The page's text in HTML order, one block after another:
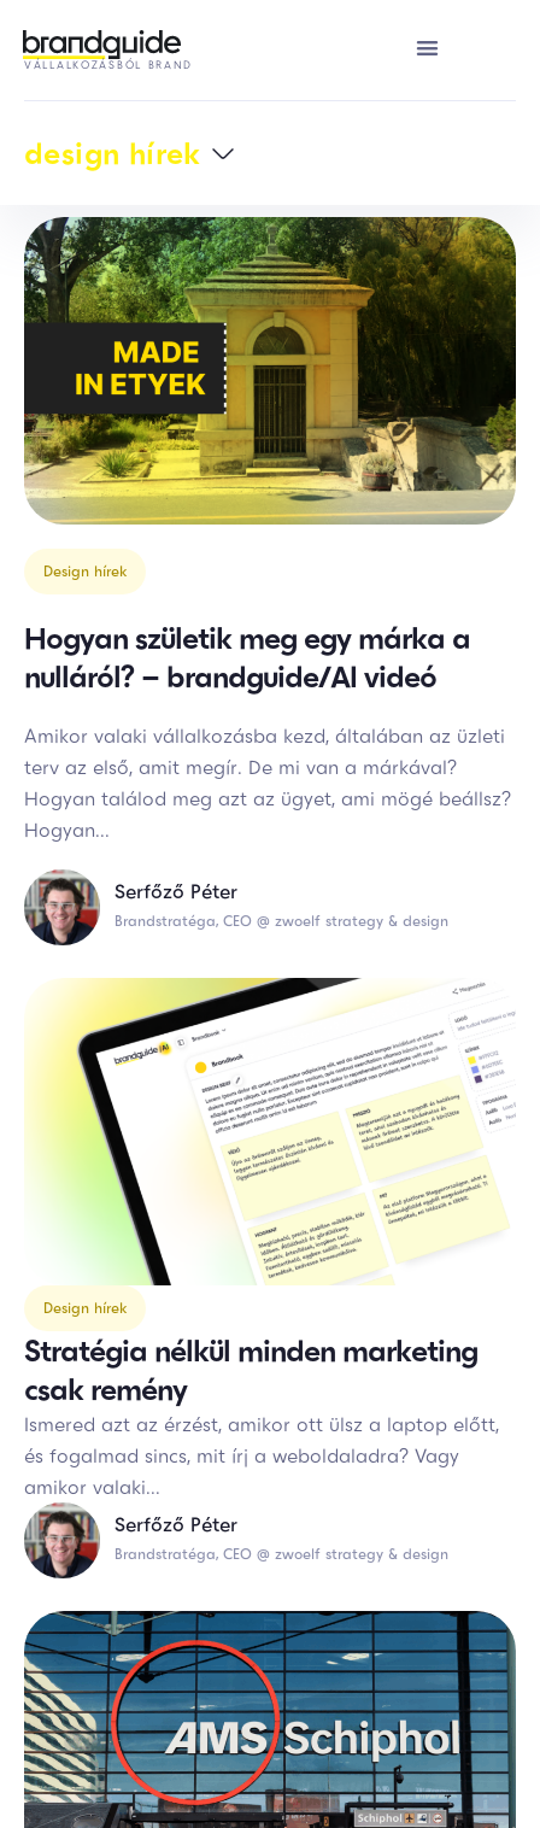
VÁLLALKOZÁSBÓL BRAND
design hírek
Design hírek
Hogyan születik meg egy márka a
nulláról? – brandguide/AI videó
Amikor valaki vállalkozásba kezd, általában az üzleti
terv az első, amit megír. De mi van a márkával?
Hogyan találod meg azt az ügyet, ami mögé beállsz?
Hogyan...
Serfőző Péter
Brandstratéga, CEO @ zwoelf strategy & design
Design hírek
Stratégia nélkül minden marketing
csak remény
Ismered azt az érzést, amikor ott ülsz a laptop előtt,
és fogalmad sincs, mit írj a weboldaladra? Vagy
amikor valaki...
Serfőző Péter
Brandstratéga, CEO @ zwoelf strategy & design